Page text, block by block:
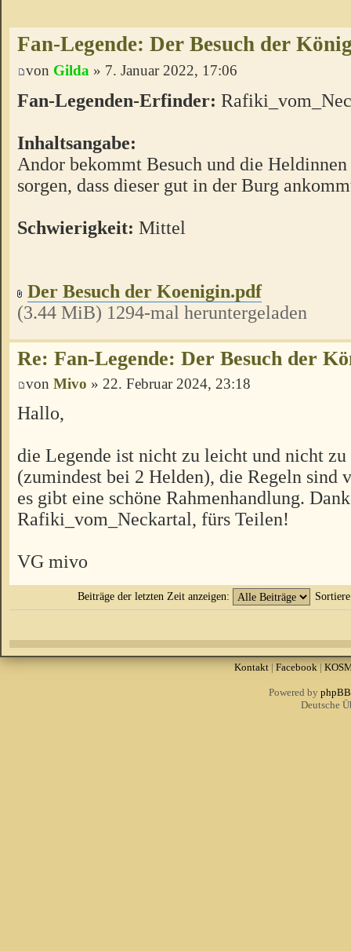
Fan-Legende: Der Besuch der
von Gilda » 7. Januar 2022, 17:06
Fan-Legenden-Erfinder:
Inhaltsangabe:
Andor bekommt Besuch und die Heldinnen
sorgen, dass dieser gut in der Burg
Schwierigkeit: Mittel
Der Besuch der Koenigin.pdf
(3.44 MiB) 1294-mal heruntergeladen
Re: Fan-Legende: Der Besuch der
von Mivo » 22. Februar 2024, 23:18
Hallo,
die Legende ist nicht zu leicht und nicht zu
(zumindest bei 2 Helden), die Regeln sind
es gibt eine schöne Rahmenhandlung.
Rafiki_vom_Neckartal, fürs Teilen!
VG mivo
Beiträge der letzten Zeit anzeigen:
Kontakt| Facebook|
Powered by phpBB
Deutsche